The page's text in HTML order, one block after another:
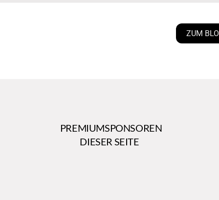
ZUM
PREMIUMSPONSOREN
DIESER SEITE